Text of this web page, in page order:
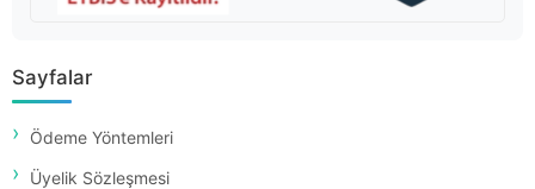
Sayfalar
Ödeme Yöntemleri
Üyelik Sözleşmesi